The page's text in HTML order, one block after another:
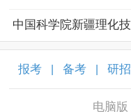
报考 备考 研招
电脑版